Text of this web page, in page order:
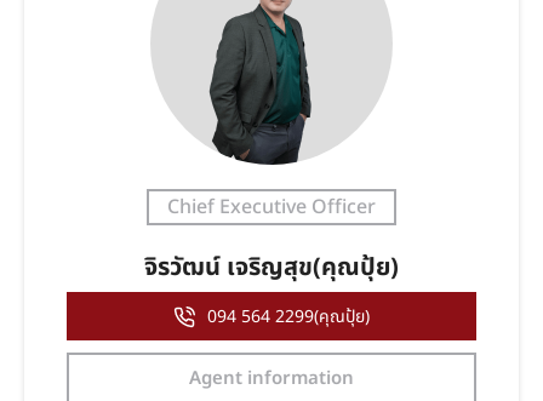
Chief Executive Officer
จิรวัฒน์ เจริญสุข(คุณปุ้ย)
094 564 2299(คุณปุ้ย)
Agent information